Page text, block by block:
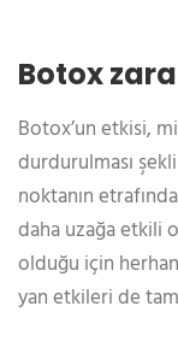
Botox
Botox’un etkisi,
durdurulması
noktanın
daha uzağa etkili
olduğu için
yan etkileri de